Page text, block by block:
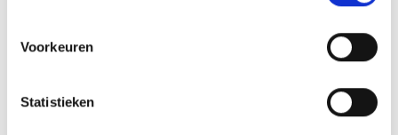
Voorkeuren
Statistieken
SCHEEPJES MAXI SUGAR RUSH
EUR 3.35